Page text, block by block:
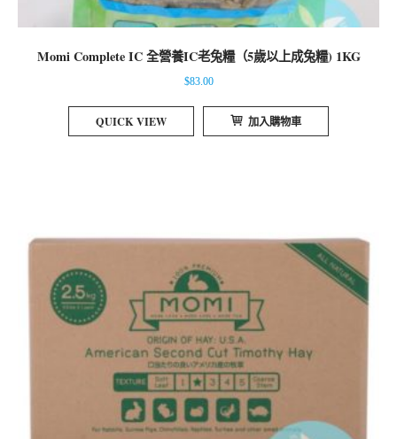
Momi Complete IC 全營養IC老兔糧（5歲以上成兔糧) 1KG
$83.00
QUICK VIEW 加入購物車